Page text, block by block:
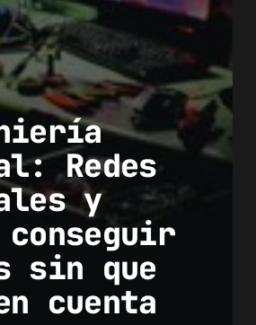
Redes
y
conseguir
sin que
cuenta